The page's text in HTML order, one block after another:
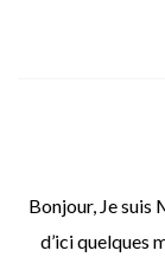
Bonjour, Je suis
d’ici quelques